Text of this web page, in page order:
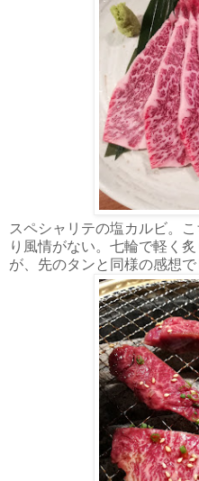
スペシャリテの塩カルビ。
り風情がない。七輪で軽く
が、先のタンと同様の感想で